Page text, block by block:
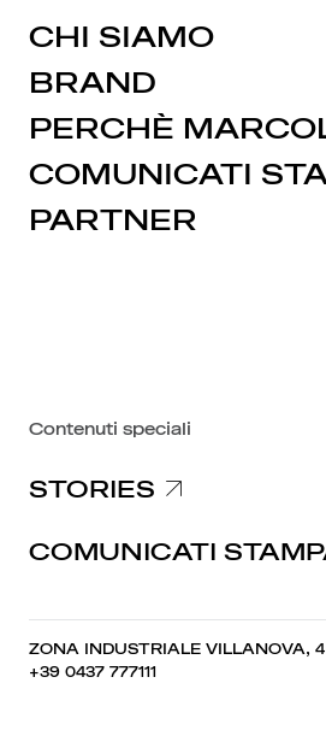
CHI SIAMO
BRAND
PERCHÈ
COMUNICATI
PARTNER
Contenuti speciali
STORIES
COMUNICATI
ZONA INDUSTRIALE VILLANOVA,
+39 0437 777111